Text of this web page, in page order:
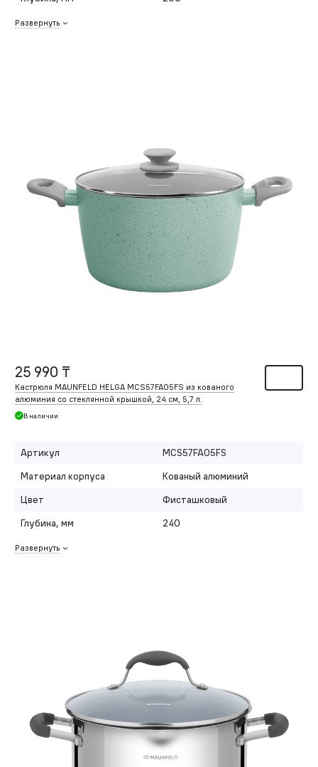
Развернуть
25 990 ₸
Кастрюля MAUNFELD HELGA MCS57FA05FS из кованого
алюминия со стеклянной крышкой, 24 см, 5,7 л.
В наличии
Артикул
MCS57FA05FS
Материал корпуса
Кованый алюминий
Цвет
Фисташковый
Глубина, мм
240
Развернуть